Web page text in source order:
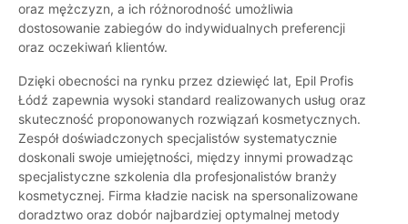
oraz mężczyzn, a ich różnorodność umożliwia
dostosowanie zabiegów do indywidualnych preferencji
oraz oczekiwań klientów.
Dzięki obecności na rynku przez dziewięć lat, Epil Profis
Łódź zapewnia wysoki standard realizowanych usług oraz
skuteczność proponowanych rozwiązań kosmetycznych.
Zespół doświadczonych specjalistów systematycznie
doskonali swoje umiejętności, między innymi prowadząc
specjalistyczne szkolenia dla profesjonalistów branży
kosmetycznej. Firma kładzie nacisk na spersonalizowane
doradztwo oraz dobór najbardziej optymalnej metody